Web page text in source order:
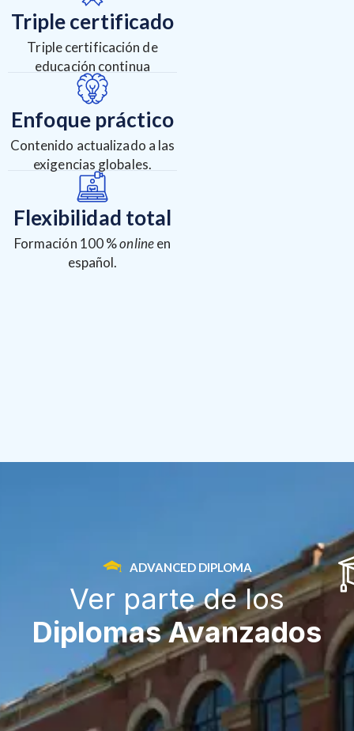
Triple certificado
Triple certificación de
educación continua
Enfoque práctico
Contenido actualizado a las
exigencias globales.
Flexibilidad total
Formación 100 %onlineen
español.
ADVANCED DIPLOMA
Ver parte de los
Diplomas Avanzados
2
8